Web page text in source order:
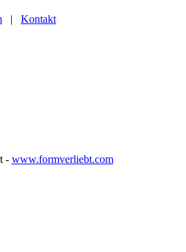
| Kontakt
- www.formverliebt.com